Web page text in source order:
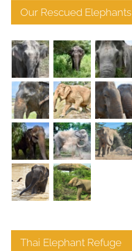
Our Rescued Elephants
Thai Elephant Refuge